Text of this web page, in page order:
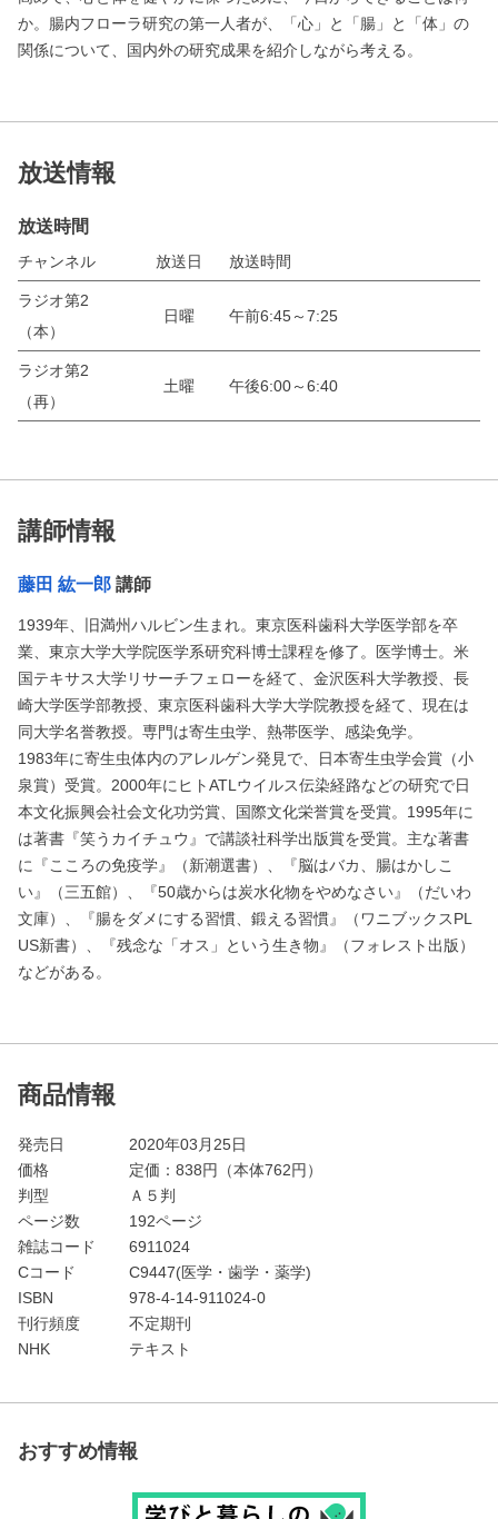
か。腸内フローラ研究の第一人者が、「心」と「腸」と「体」の
関係について、国内外の研究成果を紹介しながら考える。
放送情報
放送時間
チャンネル 放送日 放送時間
ラジオ第2
（本）
日曜 午前6:45～7:25
ラジオ第2
（再）
土曜 午後6:00～6:40
講師情報
藤田 紘一郎 講師
1939年、旧満州ハルビン生まれ。東京医科歯科大学医学部を卒
業、東京大学大学院医学系研究科博士課程を修了。医学博士。米
国テキサス大学リサーチフェローを経て、金沢医科大学教授、長
崎大学医学部教授、東京医科歯科大学大学院教授を経て、現在は
同大学名誉教授。専門は寄生虫学、熱帯医学、感染免学。
1983年に寄生虫体内のアレルゲン発見で、日本寄生虫学会賞（小
泉賞）受賞。2000年にヒトATLウイルス伝染経路などの研究で日
本文化振興会社会文化功労賞、国際文化栄誉賞を受賞。1995年に
は著書『笑うカイチュウ』で講談社科学出版賞を受賞。主な著書
に『こころの免疫学』（新潮選書）、『脳はバカ、腸はかしこ
い』（三五館）、『50歳からは炭水化物をやめなさい』（だいわ
文庫）、『腸をダメにする習慣、鍛える習慣』（ワニブックスPL
US新書）、『残念な「オス」という生き物』（フォレスト出版）
などがある。
商品情報
発売日
2020年03月25日
価格
定価： 838円（本体762円）
判型
Ａ５判
ページ数
192ページ
雑誌コード
6911024
Cコード
C9447(医学・歯学・薬学)
ISBN
978-4-14-911024-0
刊行頻度
不定期刊
NHK
テキスト
おすすめ情報